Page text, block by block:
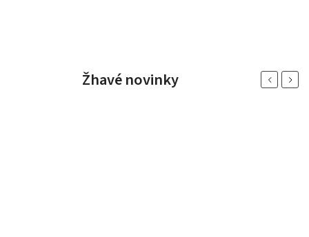
Žhavé novinky PreviousNext